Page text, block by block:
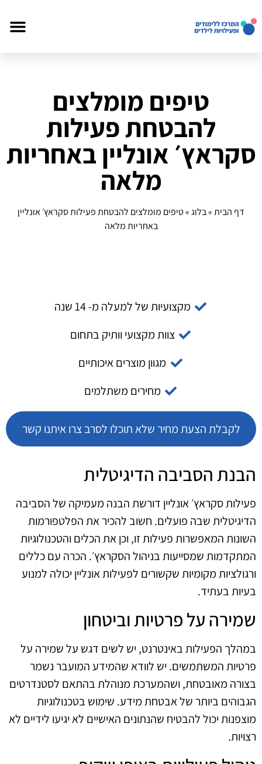
טיפים מומלצים
להבטחת פעילות
סקראץ׳ אונליין באחריות
מלאה
דף הבית»בלוג»טיפים מומלצים להבטחת פעילות סקראץ׳ אונליין
באחריות מלאה
מקצועיות של למעלה מ- 14 שנה
צוות מקצועי וותיק בתחום
מגוון מוצרים איכותיים
מחירים משתלמים
לקבלת הצעת מחיר שלא תוכלו לסרב צרו איתנו קשר
הבנת הסביבה הדיגיטלית
פעילות סקראץ׳ אונליין דורשת הבנה מעמיקה של הסביבה
הדיגיטלית שבה פועלים. חשוב להכיר את הפלטפורמות
השונות המאפשרות פעילות זו, וכן את הכלים והטכנולוגיות
המתקדמות שמסייעות בניהול הסקראץ׳. הכרה עם כללים
ורגולציות מקומיות שקשורים לפעילות אונליין יכולה למנוע
בעיות בעתיד.
שמירה על פרטיות וביטחון
במהלך הפעילות באינטרנט, יש לשים דגש על שמירה על
פרטיות המשתמשים. יש לוודא שהמידע המועבר נשמר
בצורה מאובטחת, ושהמערכת מנוהלת בהתאם לסטנדרטים
הגבוהים ביותר של אבטחת מידע. שימוש בטכנולוגיות
מוצפנות יכול להבטיח שהנתונים האישיים לא יגיעו לידיים לא
רצויות.